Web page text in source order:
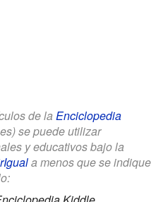
de la Enciclopedia
se puede utilizar
y educativos bajo la
a menos que se indique